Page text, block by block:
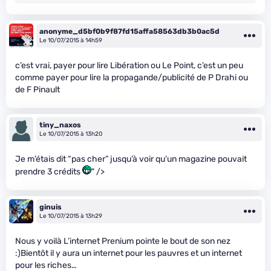
anonyme_d5bf0b9f87fd15affa58563db3b0ac5d
Le 10/07/2015 à 14h59
c’est vrai, payer pour lire Libération ou Le Point, c’est un peu
comme payer pour lire la propagande/publicité de P Drahi ou
de F Pinault
tiny_naxos
Le 10/07/2015 à 13h20
Je m’étais dit “pas cher” jusqu’à voir qu’un magazine pouvait
prendre 3 crédits
" />
ginuis
Le 10/07/2015 à 13h29
Nous y voilà L’internet Prenium pointe le bout de son nez
:)Bientôt il y aura un internet pour les pauvres et un internet
pour les riches…